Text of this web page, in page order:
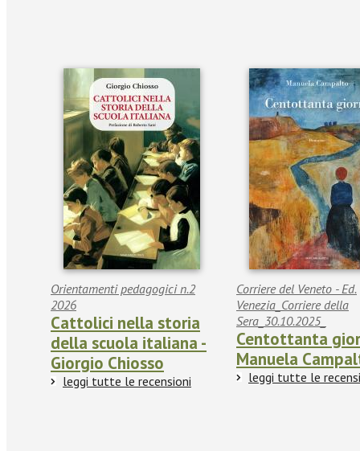
Orientamenti pedagogici n.2
2026
Cattolici nella storia
della scuola italiana -
Giorgio Chiosso
leggi tutte le recensioni
Corriere del Veneto - Ed.
Venezia_Corriere della
Sera_30.10.2025_
Centottanta
Manuela
leggi tutte le